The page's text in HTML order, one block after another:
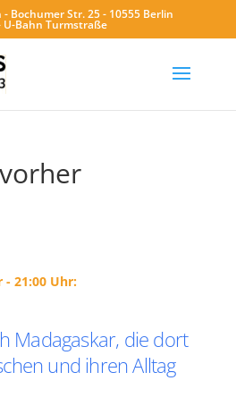
Bochumer Str. 25 - 10555 Berlin
U-Bahn Turmstraße
- 21:00 Uhr:
Madagaskar, die dort
und ihren Alltag